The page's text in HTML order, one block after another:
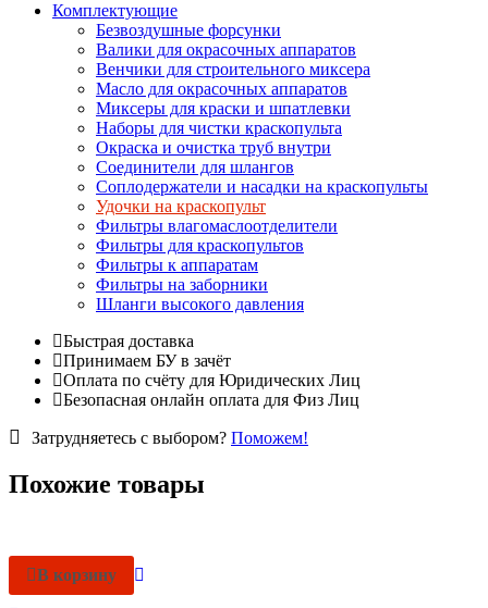
Комплектующие
Безвоздушные форсунки
Валики для окрасочных аппаратов
Венчики для строительного миксера
Масло для окрасочных аппаратов
Миксеры для краски и шпатлевки
Наборы для чистки краскопульта
Окраска и очистка труб внутри
Соединители для шлангов
Соплодержатели и насадки на краскопульты
Удочки на краскопульт
Фильтры влагомаслоотделители
Фильтры для краскопультов
Фильтры к аппаратам
Фильтры на заборники
Шланги высокого давления
Быстрая доставка
Принимаем БУ в зачёт
Оплата по счёту для Юридических Лиц
Безопасная онлайн оплата для Физ Лиц
Затрудняетесь с выбором? Поможем!
Похожие товары
В корзину